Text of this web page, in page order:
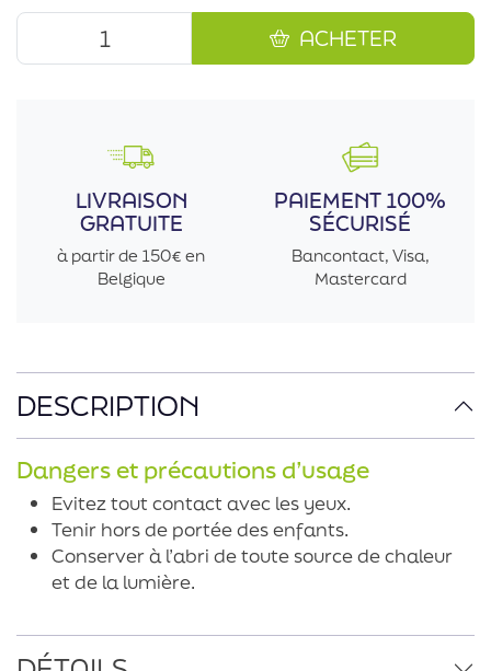
ACHETER
DESCRIPTION
Dangers et précautions d’usage
Evitez tout contact avec les yeux.
Tenir hors de portée des enfants.
Conserver à l’abri de toute source de chaleur
et de la lumière.
LIVRAISON
GRATUITE
à partir de 150€ en
Belgique
PAIEMENT 100%
SÉCURISÉ
Bancontact, Visa,
Mastercard